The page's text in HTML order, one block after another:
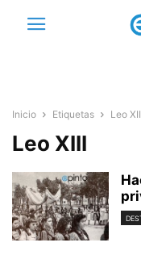
Inicio Etiquetas Leo
Leo XIII